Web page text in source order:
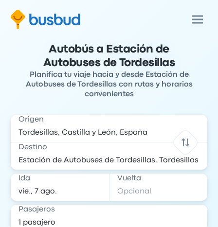
Autobús a Estación de
Autobuses de Tordesillas
Planifica tu viaje hacia y desde Estación de
Autobuses de Tordesillas con rutas y horarios
convenientes
Origen
Destino
Ida Vuelta
Pasajeros